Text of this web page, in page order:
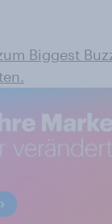
Biggest